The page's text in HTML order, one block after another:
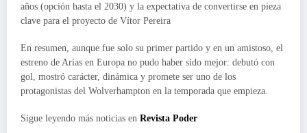
años (opción hasta el 2030) y la expectativa de convertirse en pieza
clave para el proyecto de Vítor Pereira
En resumen, aunque fue solo su primer partido y en un amistoso, el
estreno de Arias en Europa no pudo haber sido mejor: debutó con
gol, mostró carácter, dinámica y promete ser uno de los
protagonistas del Wolverhampton en la temporada que empieza.
Sigue leyendo más noticias en Revista Poder